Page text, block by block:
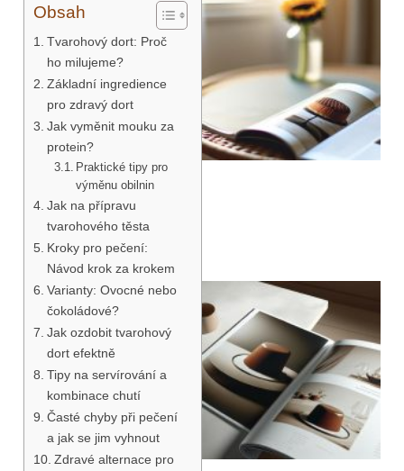
Obsah
Tvarohový dort: Proč
ho milujeme?
Základní ingredience
pro zdravý dort
Jak vyměnit mouku za
protein?
Praktické tipy pro
výměnu obilnin
Jak na přípravu
tvarohového těsta
Kroky pro pečení:
Návod krok za krokem
Varianty: Ovocné nebo
čokoládové?
Jak ozdobit tvarohový
dort efektně
Tipy na servírování a
kombinace chutí
Časté chyby při pečení
a jak se jim vyhnout
Zdravé alternace pro